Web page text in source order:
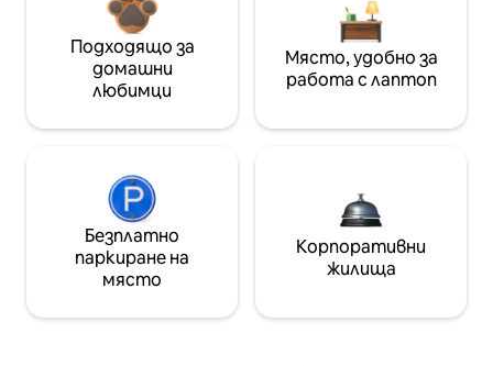
Подходящо за
домашни
любимци
Място, удобно за
работа с лаптоп
Безплатно
паркиране на
място
Корпоративни
жилища